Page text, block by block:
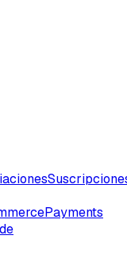
Payments